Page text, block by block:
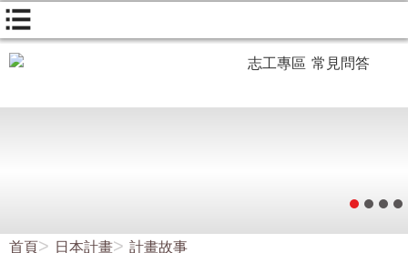
志工專區 常見問答
首頁 日本計畫 計畫故事